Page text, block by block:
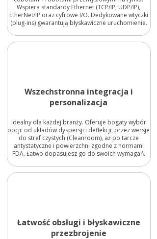
Wspiera standardy Ethernet (TCP/IP, UDP/IP),
EtherNet/IP oraz cyfrowe I/O. Dedykowane wtyczki
(plug-ins) gwarantują błyskawiczne uruchomienie.
Wszechstronna integracja i
personalizacja
Idealny dla każdej branży. Oferuje bogaty wybór
opcji: od układów dyspersji i deflekcji, przez wersje
do stref czystych (Cleanroom), aż po tarcze
antystatyczne i powierzchni zgodne z normami
FDA. Łatwo dopasujesz go do swoich wymagań.
Łatwość obsługi i błyskawiczne
przezbrojenie